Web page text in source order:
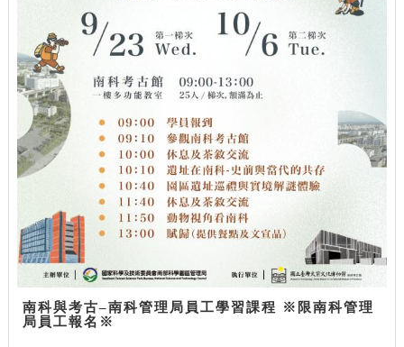
南科與考古–南科管理局員工學習課程 ※限南科管理
局員工報名※